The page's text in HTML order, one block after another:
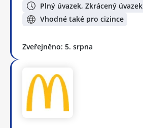
Plný úvazek, Zkrácený úvazek
Vhodné také pro cizince
Zveřejněno: 5. srpna